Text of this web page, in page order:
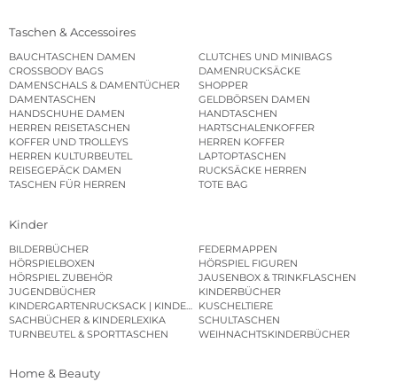
Taschen & Accessoires
BAUCHTASCHEN DAMEN
CLUTCHES UND MINIBAGS
CROSSBODY BAGS
DAMENRUCKSÄCKE
DAMENSCHALS & DAMENTÜCHER
SHOPPER
DAMENTASCHEN
GELDBÖRSEN DAMEN
HANDSCHUHE DAMEN
HANDTASCHEN
HERREN REISETASCHEN
HARTSCHALENKOFFER
KOFFER UND TROLLEYS
HERREN KOFFER
HERREN KULTURBEUTEL
LAPTOPTASCHEN
REISEGEPÄCK DAMEN
RUCKSÄCKE HERREN
TASCHEN FÜR HERREN
TOTE BAG
Kinder
BILDERBÜCHER
FEDERMAPPEN
HÖRSPIELBOXEN
HÖRSPIEL FIGUREN
HÖRSPIEL ZUBEHÖR
JAUSENBOX & TRINKFLASCHEN
JUGENDBÜCHER
KINDERBÜCHER
KINDERGARTENRUCKSACK | KINDERGARTENBEUTEL
KUSCHELTIERE
SACHBÜCHER & KINDERLEXIKA
SCHULTASCHEN
TURNBEUTEL & SPORTTASCHEN
WEIHNACHTSKINDERBÜCHER
Home & Beauty